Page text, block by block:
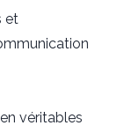
et
véritables